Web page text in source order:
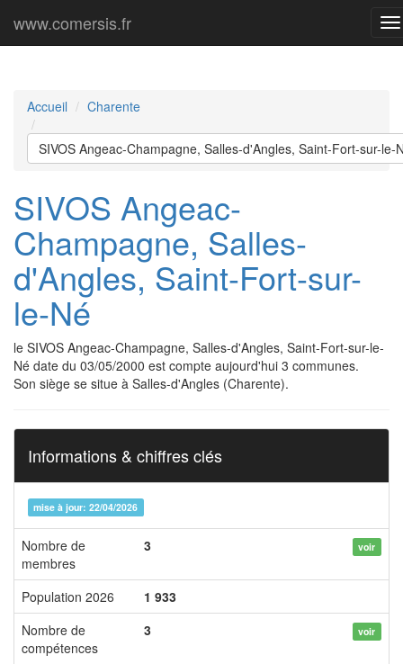
www.comersis.fr
Accueil Charente
SIVOS Angeac-Champagne, Salles-d'Angles, Saint-Fort-sur-le-
SIVOS Angeac-
Champagne, Salles-
d'Angles, Saint-Fort-sur-
le-Né
le SIVOS Angeac-Champagne, Salles-d'Angles, Saint-Fort-sur-le-
Né date du 03/05/2000 est compte aujourd'hui 3 communes.
Son siège se situe à Salles-d'Angles (Charente).
Informations & chiffres clés
mise à jour: 22/04/2026
Nombre de
membres
3 voir
Population 2026
1 933
Nombre de
compétences
3 voir